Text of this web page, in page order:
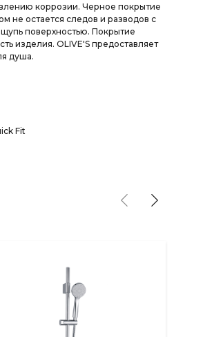
коррозии. Черное покрытие
не остается следов и разводов с
поверхностью. Покрытие
изделия. OLIVE'S предоставляет
душа.
Fit